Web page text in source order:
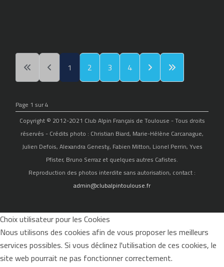
1 2 3 4
Page 1 sur 4
Copyright © 2012-2021 Club Alpin Français de Toulouse - Tous droits
réservés - Crédits photo : Christian Biard, Marie-Hélène Carcanague,
Julien Defois, Alexandra Genesty, Fabien Mitton, Lionel Perrin, Yves
Pfister, Bruno Serraz et quelques autres Cafistes.
Reproduction des photos interdite sans autorisation, contact :
admin@clubalpintoulouse.fr
Choix utilisateur pour les Cookies
Nous utilisons des cookies afin de vous proposer les meilleurs
services possibles. Si vous déclinez l'utilisation de ces cookies, le
site web pourrait ne pas fonctionner correctement.